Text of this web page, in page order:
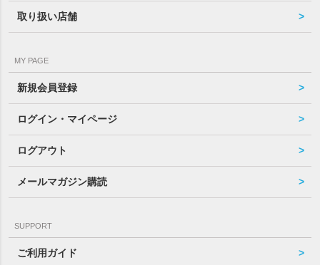
取り扱い店舗
MY PAGE
新規会員登録
ログイン・マイページ
ログアウト
メールマガジン購読
SUPPORT
ご利用ガイド